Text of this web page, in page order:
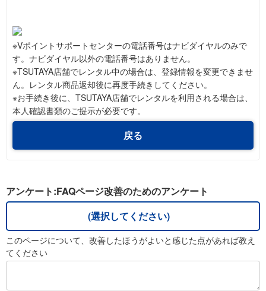
※Vポイントサポートセンターの電話番号はナビダイヤルのみで
す。ナビダイヤル以外の電話番号はありません。
※TSUTAYA店舗でレンタル中の場合は、登録情報を変更できませ
ん。レンタル商品返却後に再度手続きしてください。
※お手続き後に、TSUTAYA店舗でレンタルを利用される場合は、
本人確認書類のご提示が必要です。
戻る
アンケート:FAQページ改善のためのアンケート
(選択してください)
このページについて、改善したほうがよいと感じた点があれば教え
てください